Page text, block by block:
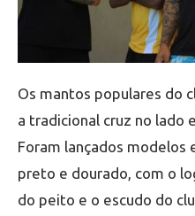
Os mantos populares do
a tradicional cruz no lado
Foram lançados modelos
preto e dourado, com o
do peito e o escudo do